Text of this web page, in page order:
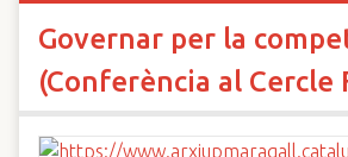
Governar per la
(Conferència al Cercle